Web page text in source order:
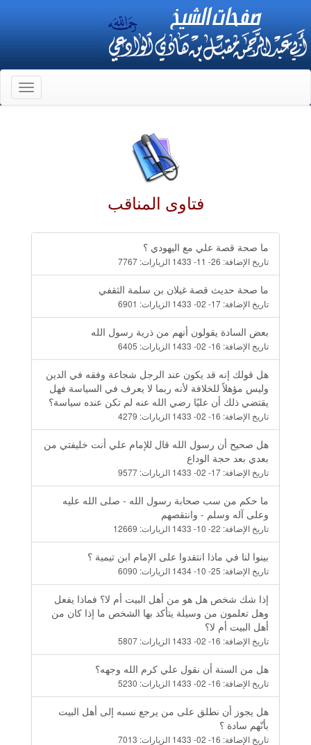
فتاوى المناقب
ما صحة قصة علي مع اليهودي ؟
تاريخ الإضافة: 26- 11- 1433 الزيارات: 7767
ما صحة حديث قصة غيلان بن سلمة الثقفي
تاريخ الإضافة: 17- 02- 1433 الزيارات: 6901
بعض السادة يقولون أنهم من ذرية رسول الله
تاريخ الإضافة: 16- 02- 1433 الزيارات: 6405
هل قولك إنه قد يكون عند الرجل شجاعة وفقه في الدين
وليس مؤهلاً للخلافة لأنه ربما لا يعرف في السياسة فهل
يقتضي ذلك أن عليًا رضي الله عنه لم تكن عنده سياسة؟
تاريخ الإضافة: 16- 02- 1433 الزيارات: 4279
هل صحيح أن رسول الله قال للإمام علي أنت خليفتي من
بعدي بعد حجة الوداع
تاريخ الإضافة: 17- 02- 1433 الزيارات: 9577
ما حكم من سب صحابة رسول الله - صلى الله عليه
وعلى آله وسلم - وانتقصهم
تاريخ الإضافة: 22- 10- 1433 الزيارات: 12669
بينوا لنا في ماذا انتقدوا على الإمام ابن تيمية ؟
تاريخ الإضافة: 25- 10- 1434 الزيارات: 6090
إذا شك شخص هل هو من أهل البيت أم لا؟ فماذا يفعل
وهل تعلمون من وسيلة يتأكد بها الشخص ما إذا كان من
أهل البيت أم لا؟
تاريخ الإضافة: 16- 02- 1433 الزيارات: 5807
هل من السنة أن نقول علي كرم الله وجهه؟
تاريخ الإضافة: 16- 02- 1433 الزيارات: 5230
هل يجوز أن نطلق على من يرجع نسبه إلى أهل البيت
بأنّهم سادة ؟
تاريخ الإضافة: 16- 02- 1433 الزيارات: 7013